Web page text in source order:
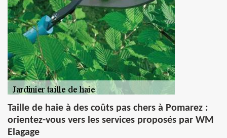
Taille de haie à des coûts pas chers à Pomarez :
orientez-vous vers les services proposés par WM
Elagage